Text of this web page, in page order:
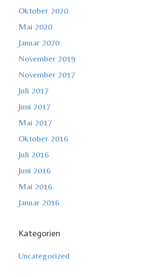
Oktober 2020
Mai 2020
Januar 2020
November 2019
November 2017
Juli 2017
Juni 2017
Mai 2017
Oktober 2016
Juli 2016
Juni 2016
Mai 2016
Januar 2016
Kategorien
Uncategorized